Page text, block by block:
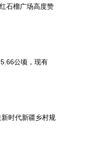
石榴广场高度赞
公顷，现有
时代新疆乡村规